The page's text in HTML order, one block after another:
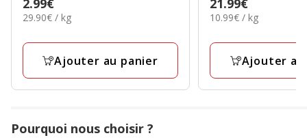
étoiles
avec
13
Prix
2.99€
2.99€
29.90€
Kg
29.90€ / kg
Ajouter au panier
étoiles
avec
34
Prix
21.99€
21.99€
10.99€
Kg
10.99€ / kg
Ajouter
Pourquoi nous choisir ?